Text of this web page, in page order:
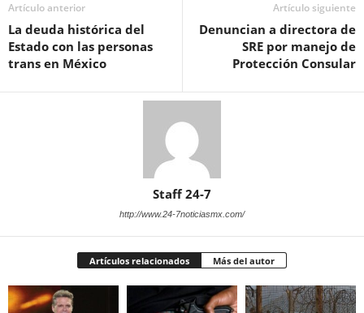
Artículo anterior
La deuda histórica del
Estado con las personas
trans en México
Artículo siguiente
Denuncian a directora de
SRE por manejo de
Protección Consular
Staff 24-7
http://www.24-7noticiasmx.com/
Artículos relacionados Más del autor